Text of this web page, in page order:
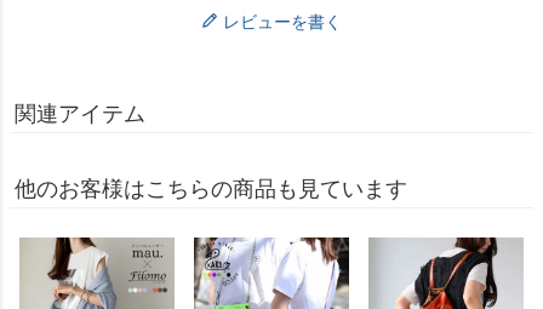
レビューを書く
関連アイテム
他のお客様はこちらの商品も見ています